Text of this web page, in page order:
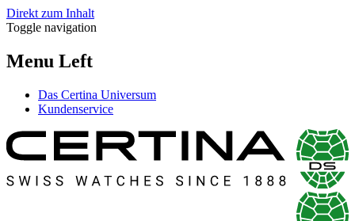
Direkt zum Inhalt
Toggle navigation
Menu Left
Das Certina Universum
Kundenservice